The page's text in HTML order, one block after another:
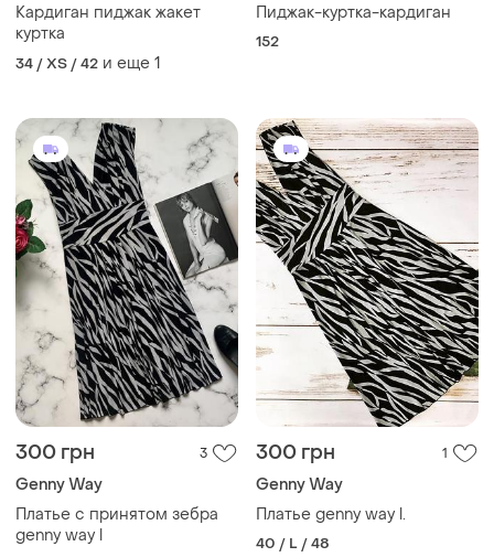
Кардиган пиджак жакет
куртка
34 / XS / 42 и еще 1
Пиджак-куртка-кардиган
152
300 грн 3
Genny Way
Платье с принятом зебра
genny way l
300 грн 1
Genny Way
Платье genny way l.
40 / L / 48